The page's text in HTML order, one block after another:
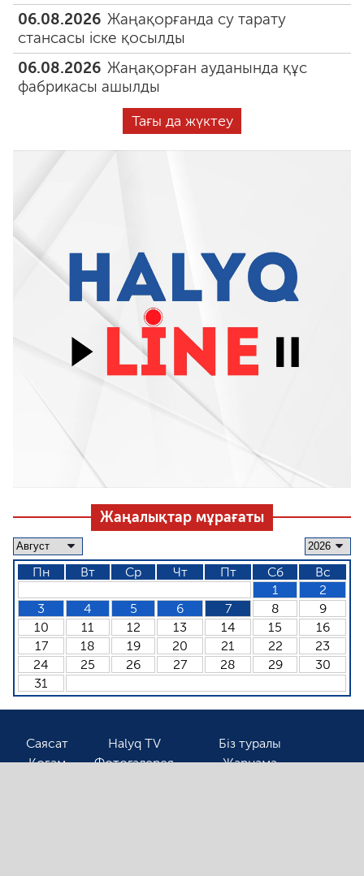
06.08.2026 Жаңақорғанда су тарату
стансасы іске қосылды
06.08.2026 Жаңақорған ауданында құс
фабрикасы ашылды
Тағы да жүктеу
Жаңалықтар мұрағаты
Пн Вт Ср Чт Пт Сб
Вс
1
2
3
4 5 6 7 8
9
10
11 12 13 14 15
16
17
18 19 20 21 22
23
24
25 26 27 28 29
30
31
Саясат
Қоғам
Halyq TV
Фотогалерея
Біз туралы
Жарнама